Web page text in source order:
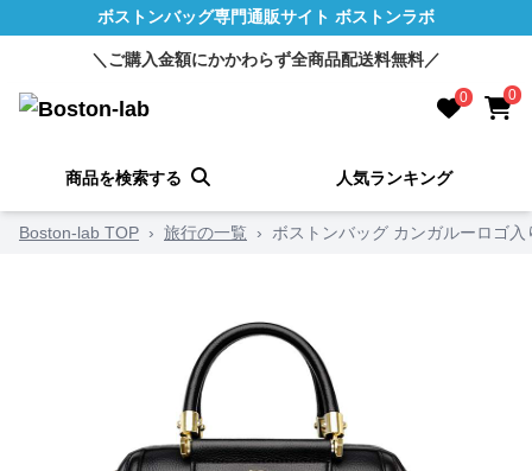
ボストンバッグ専門通販サイト ボストンラボ
＼ご購入金額にかかわらず全商品配送料無料／
0 0
商品を検索する 人気ランキング
Boston-lab TOP › 旅行の一覧 › ボストンバッグ カンガルーロゴ